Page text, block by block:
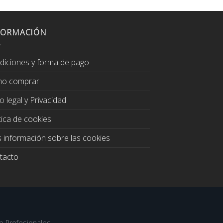
y forma de pago
comprar
legal y Privacidad
de cookies
información sobre las cookies